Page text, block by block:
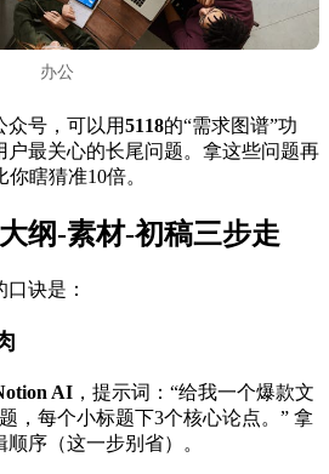
办公
众号，可以用5118的“需求图谱”功
户最关心的长尾问题。拿这些问题再
瞎猜准10倍。
纲-素材-初稿三步走
诀是：
AI ，提示词：“给我一个爆款文
，每个小标题下3个核心论点。” 拿
序（这一步别省）。